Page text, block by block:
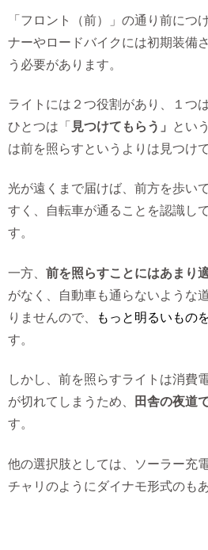
「フロント（前）」の通り前につ
ナーやロードバイクには初期装備
う必要があります。
ライトには２つ役割があり、１つ
ひとつは「 見つけてもらう」
とい
は前を照らすというよりは見つけ
光が遠くまで届けば、前方を歩い
すく、自転車が通ることを認識し
す。
一方、 前を照らすことにはあまり
がなく、自動車も通らないような
りませんので、
もっと明るいもの
す。
しかし、前を照らすライトは消費
が切れてしまうため、
田舎の夜道
す。
他の選択肢としては、ソーラー充
チャリのようにダイナモ形式のも